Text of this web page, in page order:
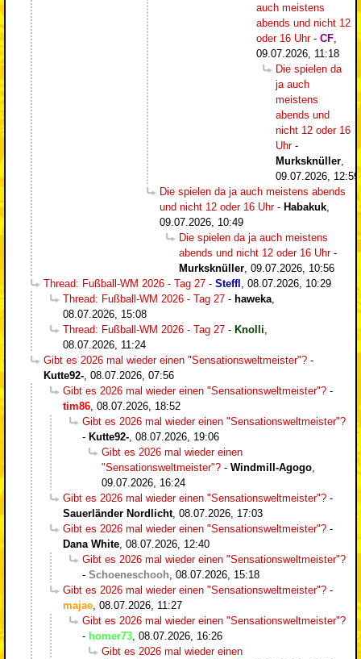
auch meistens
abends und nicht 12
oder 16 Uhr- CF
09.07.2026, 11:18
Die spielen da
ja auch
meistens
abends und
nicht 12 oder 16
Uhr-
Murksknüller
09.07.2026, 12:59
Die spielen da ja auch meistens abends
und nicht 12 oder 16 Uhr- Habakuk
09.07.2026, 10:49
Die spielen da ja auch meistens
abends und nicht 12 oder 16 Uhr-
Murksknüller 09.07.2026, 10:56
Thread: Fußball-WM 2026 - Tag 27 - Steffl
08.07.2026, 10:29
Thread: Fußball-WM 2026 - Tag 27 - haweka
08.07.2026, 15:08
Thread: Fußball-WM 2026 - Tag 27 - Knolli
08.07.2026, 11:24
Gibt es 2026 mal wieder einen "Sensationsweltmeister"? -
Kutte92- 08.07.2026, 07:56
Gibt es 2026 mal wieder einen "Sensationsweltmeister"? -
tim86 08.07.2026, 18:52
Gibt es 2026 mal wieder einen "Sensationsweltmeister"?
- Kutte92- 08.07.2026, 19:06
Gibt es 2026 mal wieder einen
"Sensationsweltmeister"? - Windmill-Agogo
09.07.2026, 16:24
Gibt es 2026 mal wieder einen "Sensationsweltmeister"? -
Sauerländer Nordlicht, 08.07.2026, 17:03
Gibt es 2026 mal wieder einen "Sensationsweltmeister"? -
Dana White 08.07.2026, 12:40
Gibt es 2026 mal wieder einen "Sensationsweltmeister"?
- Schoeneschooh 08.07.2026, 15:18
Gibt es 2026 mal wieder einen "Sensationsweltmeister"? -
majae 08.07.2026, 11:27
Gibt es 2026 mal wieder einen "Sensationsweltmeister"?
- homer73 08.07.2026, 16:26
Gibt es 2026 mal wieder einen